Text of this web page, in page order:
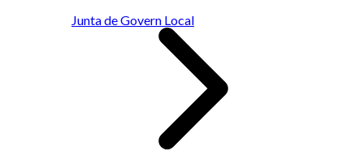
Junta de Govern Local